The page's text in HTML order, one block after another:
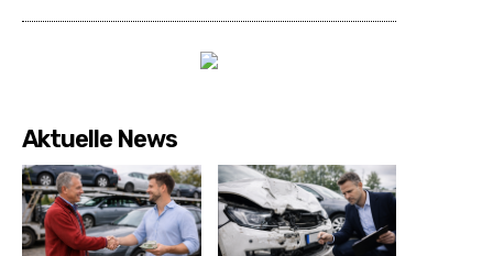
Aktuelle News